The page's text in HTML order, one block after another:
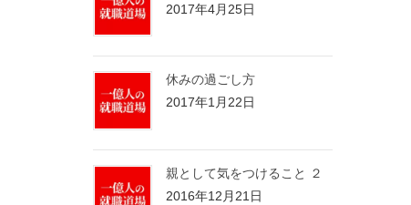
2017年4月25日
休みの過ごし方
2017年1月22日
親として気をつけること ２
2016年12月21日